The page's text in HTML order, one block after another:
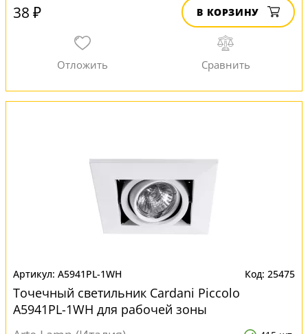
38 ₽ В КОРЗИНУ
A5941PL-1WH 25475
Точечный светильник Cardani Piccolo
A5941PL-1WH для рабочей зоны